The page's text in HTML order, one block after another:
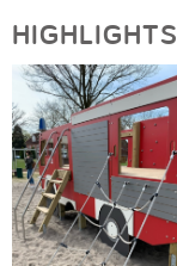
HIGHLIGHTS